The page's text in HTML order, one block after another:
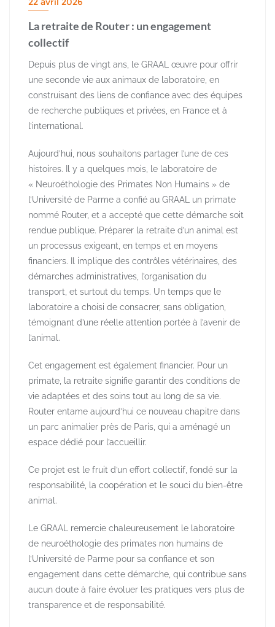
La retraite de Router : un engagement
collectif
Depuis plus de vingt ans, le GRAAL œuvre pour offrir
une seconde vie aux animaux de laboratoire, en
construisant des liens de confiance avec des équipes
de recherche publiques et privées, en France et à
l’international.
Aujourd’hui, nous souhaitons partager l’une de ces
histoires. Il y a quelques mois, le laboratoire de
« Neuroéthologie des Primates Non Humains » de
l’Université de Parme a confié au GRAAL un primate
nommé Router, et a accepté que cette démarche soit
rendue publique. Préparer la retraite d’un animal est
un processus exigeant, en temps et en moyens
financiers. Il implique des contrôles vétérinaires, des
démarches administratives, l’organisation du
transport, et surtout du temps. Un temps que le
laboratoire a choisi de consacrer, sans obligation,
témoignant d’une réelle attention portée à l’avenir de
l’animal.
Cet engagement est également financier. Pour un
primate, la retraite signifie garantir des conditions de
vie adaptées et des soins tout au long de sa vie.
Router entame aujourd’hui ce nouveau chapitre dans
un parc animalier près de Paris, qui a aménagé un
espace dédié pour l’accueillir.
Ce projet est le fruit d’un effort collectif, fondé sur la
responsabilité, la coopération et le souci du bien-être
animal.
Le GRAAL remercie chaleureusement le laboratoire
de neuroéthologie des primates non humains de
l’Université de Parme pour sa confiance et son
engagement dans cette démarche, qui contribue sans
aucun doute à faire évoluer les pratiques vers plus de
transparence et de responsabilité.